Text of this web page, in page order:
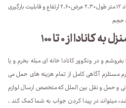
( اصطلاحا بزرگ ) با ابعاد ۱۲ متر طول ۲.۳۰ عرض ۲.۶۰ ارتفاع و قابلیت بارگیری
از ۰ تا ۱۰۰
و در ونکوور کانادا خانه ای مبله بخرم و یا
مستلزم آگاهی کامل از تمام هزینه های حمل می
و حمل و نقل بین الملل که متخصص ارسال لوازم
میتواند در پیدا کردن جواب به شما کمک کند .